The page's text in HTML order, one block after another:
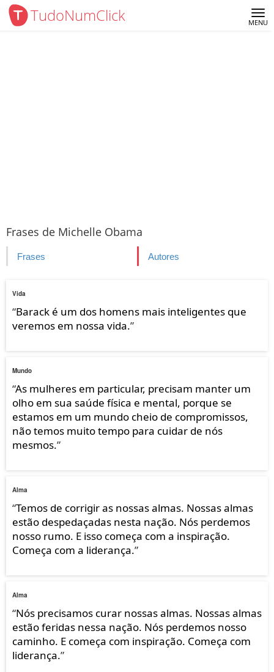
TudoNumClick MENU
Frases de Michelle Obama
Frases Autores
Vida
“Barack é um dos homens mais inteligentes que
veremos em nossa vida.”
Mundo
“As mulheres em particular, precisam manter um
olho em sua saúde física e mental, porque se
estamos em um mundo cheio de compromissos,
não temos muito tempo para cuidar de nós
mesmos.”
Alma
“Temos de corrigir as nossas almas. Nossas almas
estão despedaçadas nesta nação. Nós perdemos
nosso rumo. E isso começa com a inspiração.
Começa com a liderança.”
Alma
“Nós precisamos curar nossas almas. Nossas almas
estão feridas nessa nação. Nós perdemos nosso
caminho. E começa com inspiração. Começa com
liderança.”